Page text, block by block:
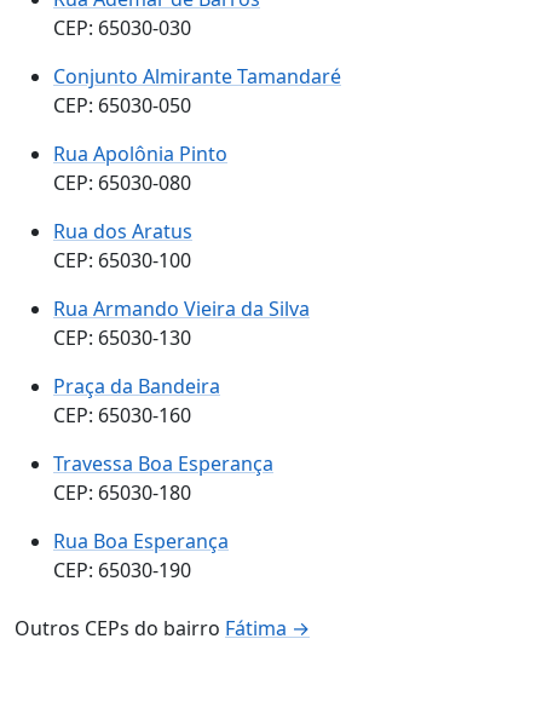
CEP: 65030-030
Conjunto Almirante Tamandaré
CEP: 65030-050
Rua Apolônia Pinto
CEP: 65030-080
Rua dos Aratus
CEP: 65030-100
Rua Armando Vieira da Silva
CEP: 65030-130
Praça da Bandeira
CEP: 65030-160
Travessa Boa Esperança
CEP: 65030-180
Rua Boa Esperança
CEP: 65030-190
Outros CEPs do bairro Fátima →